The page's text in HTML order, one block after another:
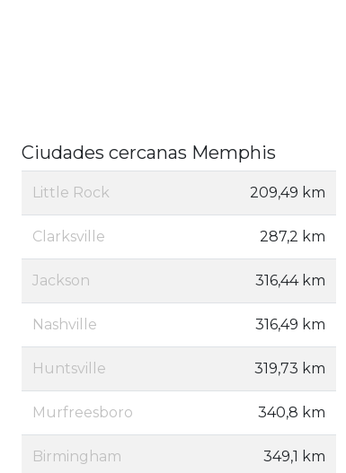
Ciudades cercanas Memphis
Little Rock 209,49 km
Clarksville 287,2 km
Jackson 316,44 km
Nashville 316,49 km
Huntsville 319,73 km
Murfreesboro 340,8 km
Birmingham 349,1 km